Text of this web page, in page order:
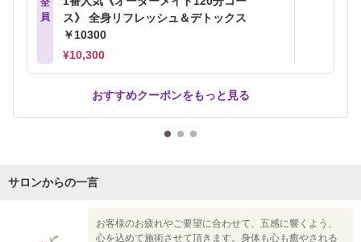
全
員
ス》 全身リフレッシュ＆デトックス
￥10300
¥10,300
おすすめクーポンをもっと見る
サロンからの一言
お客様のお疲れやご要望に合わせて、五感に響くよう、
心を込めて施術させて頂きます。身体も心も癒やされる